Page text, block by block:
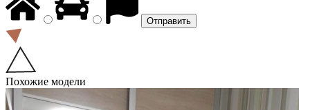
Похожие модели